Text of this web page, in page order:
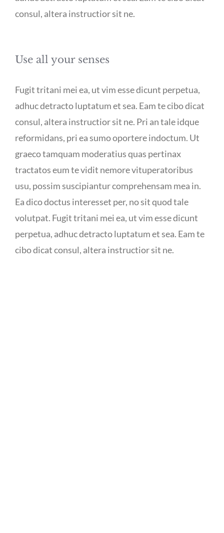
consul, altera instructior sit ne.
Use all your senses
Fugit tritani mei ea, ut vim esse dicunt perpetua,
adhuc detracto luptatum et sea. Eam te cibo dicat
consul, altera instructior sit ne. Pri an tale idque
reformidans, pri ea sumo oportere indoctum. Ut
graeco tamquam moderatius quas pertinax
tractatos eum te vidit nemore vituperatoribus
usu, possim suscipiantur comprehensam mea in.
Ea dico doctus interesset per, no sit quod tale
volutpat. Fugit tritani mei ea, ut vim esse dicunt
perpetua, adhuc detracto luptatum et sea. Eam te
cibo dicat consul, altera instructior sit ne.